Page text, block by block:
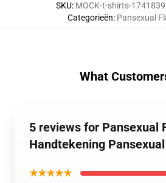
SKU: MOCK-t-shirts-
Categorieën: Pansexual
What
5 reviews for Pansexual
Handtekening
★★★★★